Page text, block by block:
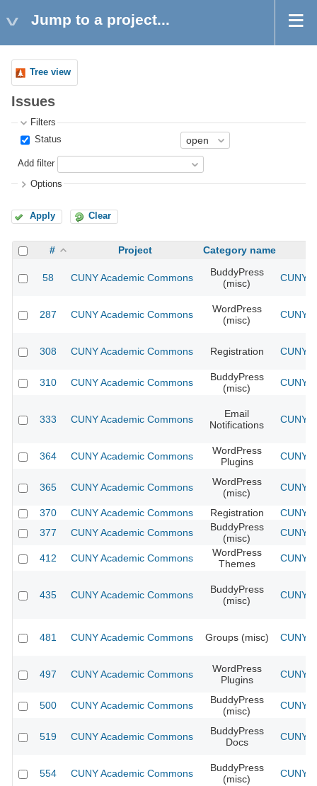
Jump to a project...
Tree view
Issues
Filters
Status
Add filter
Options
Apply Clear
# Project Category name
58 CUNY Academic Commons
BuddyPress
(misc)
CUNY
287 CUNY Academic Commons
WordPress
(misc)
CUNY
308 CUNY Academic Commons Registration CUNY
310 CUNY Academic Commons
BuddyPress
(misc)
CUNY
333 CUNY Academic Commons
Email
Notifications
CUNY
364 CUNY Academic Commons
WordPress
Plugins
CUNY
365 CUNY Academic Commons
WordPress
(misc)
CUNY
370 CUNY Academic Commons Registration
CUNY
377
CUNY Academic Commons
BuddyPress
(misc)
CUNY
412 CUNY Academic Commons
WordPress
Themes
CUNY
435 CUNY Academic Commons
BuddyPress
(misc)
CUNY
481 CUNY Academic Commons Groups (misc) CUNY
497 CUNY Academic Commons
WordPress
Plugins
CUNY
500 CUNY Academic Commons
BuddyPress
(misc)
CUNY
519 CUNY Academic Commons
BuddyPress
Docs
CUNY
554 CUNY Academic Commons
BuddyPress
(misc)
CUNY